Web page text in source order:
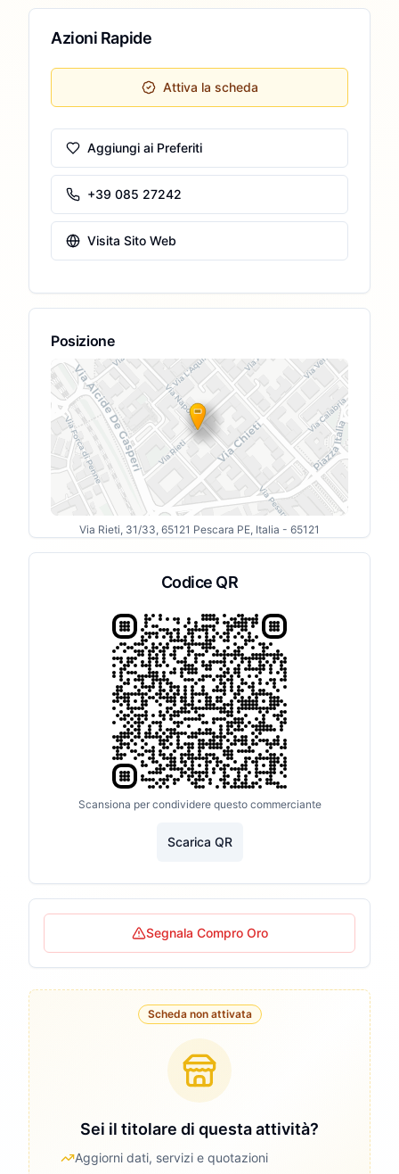
Azioni Rapide
Attiva la scheda
Aggiungi ai Preferiti
+39 085 27242
Visita Sito Web
Posizione
Via Rieti, 31/33, 65121 Pescara PE, Italia - 65121
Codice QR
Scansiona per condividere questo commerciante
Scarica QR
Segnala Compro Oro
Scheda non attivata
Sei il titolare di questa attività?
Aggiorni dati, servizi e quotazioni